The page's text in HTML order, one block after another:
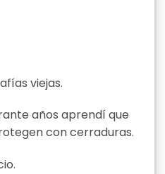
viejas.
años aprendí que
con cerraduras.